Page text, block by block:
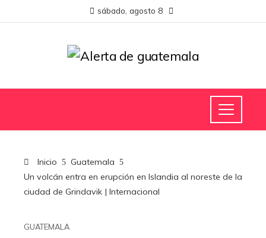
sábado, agosto 8
Inicio
Guatemala
Un volcán entra en erupción en Islandia al noreste de la
ciudad de Grindavik | Internacional
GUATEMALA